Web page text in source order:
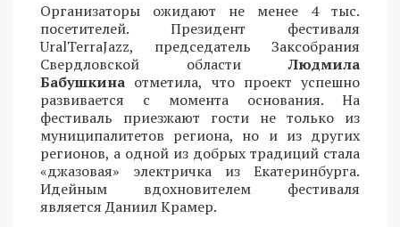
Организаторы ожидают не менее 4 тыс.
посетителей. Президент фестиваля
UralTerraJazz, председатель Заксобрания
Свердловской областиЛюдмила
Бабушкина отметила, что проект успешно
развивается с момента основания. На
фестиваль приезжают гости не только из
муниципалитетов региона, но и из других
регионов, а одной из добрых традиций стала
«джазовая» электричка из Екатеринбурга.
Идейным вдохновителем фестиваля
является Даниил Крамер.